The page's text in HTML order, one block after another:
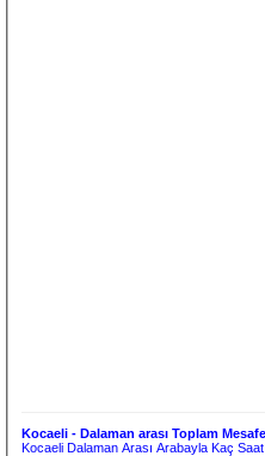
Kocaeli - Dalaman arası Toplam
Kocaeli Dalaman Arası Arabayla Kaç